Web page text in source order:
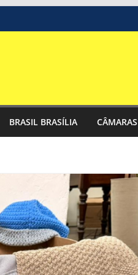
BRASIL BRASÍLIA CÂMARAS